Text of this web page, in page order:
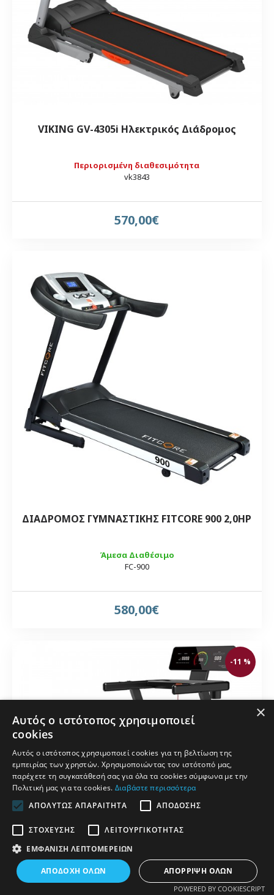
Περιορισμένη διαθεσιμότητα
vk3843
VIKING GV-4305i Ηλεκτρικός Διάδρομος
570,00€
Άμεσα Διαθέσιμο
FC-900
ΔΙΑΔΡΟΜΟΣ ΓΥΜΝΑΣΤΙΚΗΣ FITCORE 900 2,0HP
580,00€
-11 %
ΦΊΛΤΡΑ
×
Αυτός ο ιστότοπος χρησιμοποιεί
cookies
Αυτός ο ιστότοπος χρησιμοποιεί cookies για τη βελτίωση της
εμπειρίας των χρηστών. Χρησιμοποιώντας τον ιστότοπό μας,
παρέχετε τη συγκατάθεσή σας για όλα τα cookies σύμφωνα με την
Πολιτική μας για τα cookies. Διαβάστε περισσότερα
ΑΠΟΛΎΤΩΣ ΑΠΑΡΑΊΤΗΤΑ
ΑΠΌΔΟΣΗΣ
ΣΤΌΧΕΥΣΗΣ
ΛΕΙΤΟΥΡΓΙΚΌΤΗΤΑΣ
ΕΜΦΆΝΙΣΗ ΛΕΠΤΟΜΕΡΕΙΏΝ
ΑΠΟΔΟΧΉ ΌΛΩΝ ΑΠΌΡΡΙΨΗ ΌΛΩΝ
POWERED BY COOKIESCRIPT